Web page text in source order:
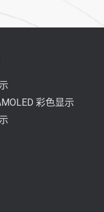
彩色显示